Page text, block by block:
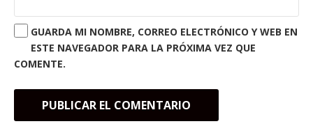
GUARDA MI NOMBRE, CORREO ELECTRÓNICO Y WEB EN
ESTE NAVEGADOR PARA LA PRÓXIMA VEZ QUE
COMENTE.